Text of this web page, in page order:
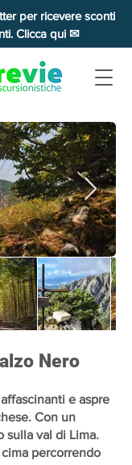
per ricevere sconti
Clicca qui ✉
Nero
e aspre
Con un
sulla val di Lima.
percorrendo